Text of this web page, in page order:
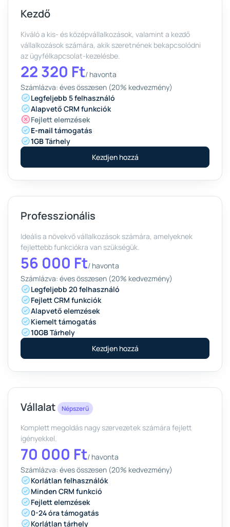
Kezdő
Kiváló a kis- és középvállalkozások, valamint a kezdő
vállalkozások számára, akik szeretnének bekapcsolódni
az ügyfélkapcsolat-kezelésbe.
22 320 Ft/ havonta
Számlázva: éves összesen (20% kedvezmény)
Legfeljebb 5 felhasználó
Alapvető CRM funkciók
Fejlett elemzések
E-mail támogatás
1GBTárhely
Kezdjen hozzá
Professzionális
Ideális a növekvő vállalkozások számára, amelyeknek
fejlettebb funkciókra van szükségük.
56 000 Ft/ havonta
Számlázva: éves összesen (20% kedvezmény)
Legfeljebb 20 felhasználó
Fejlett CRM funkciók
Alapvető elemzések
Kiemelt támogatás
10GBTárhely
Kezdjen hozzá
Vállalat Népszerű
Komplett megoldás nagy szervezetek számára fejlett
igényekkel.
70 000 Ft/ havonta
Számlázva: éves összesen (20% kedvezmény)
Korlátlan felhasználók
Minden CRM funkció
Fejlett elemzések
0-24 óra támogatás
Korlátlan tárhely